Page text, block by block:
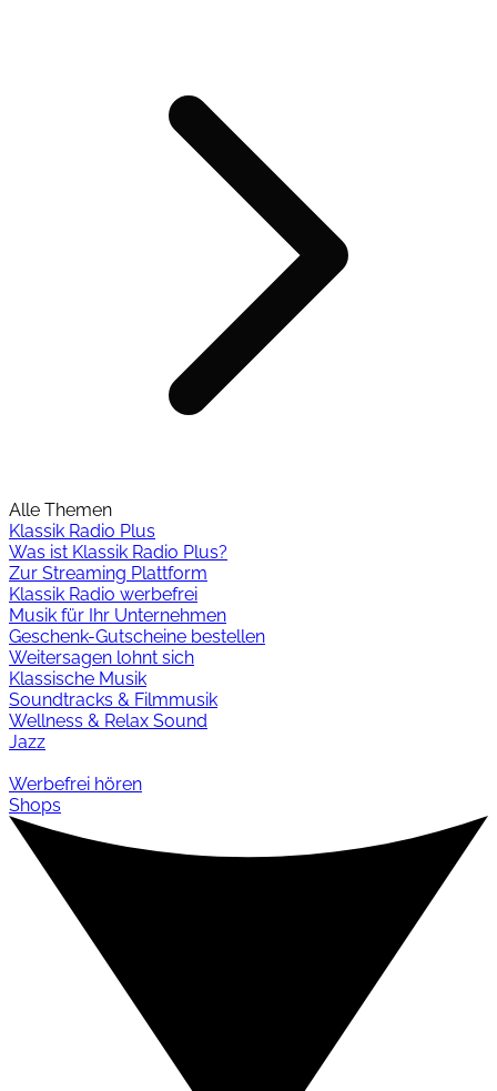
Alle Themen
Klassik Radio Plus
Was ist Klassik Radio Plus?
Zur Streaming Plattform
Klassik Radio werbefrei
Musik für Ihr Unternehmen
Geschenk-Gutscheine bestellen
Weitersagen lohnt sich
Klassische Musik
Soundtracks & Filmmusik
Wellness & Relax Sound
Jazz
Werbefrei hören
Shops